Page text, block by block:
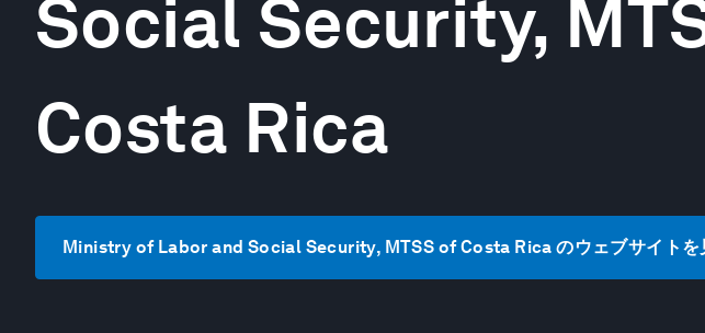
Social Security,
Costa Rica
Ministry of Labor and Social Security, MTSS of Costa Rica のウェブサイトを